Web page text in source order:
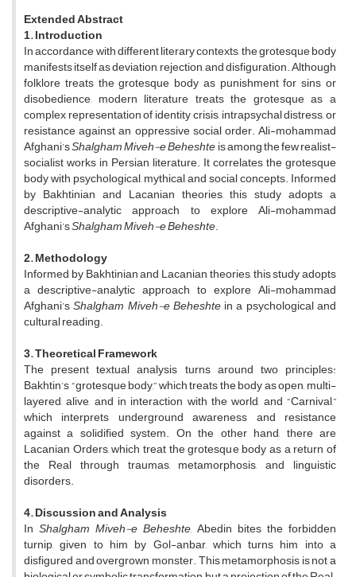
Extended Abstract
1. Introduction
In accordance with different literary contexts, the grotesque body
manifests itself as deviation, rejection, and disfiguration. Although
folklore treats the grotesque body as punishment for sins or
disobedience, modern literature treats the grotesque as a
complex representation of identity crisis, intrapsychal distress, or
resistance against an oppressive social order. Ali-mohammad
Afghani’sShalgham Miveh-e Beheshteis among the few realist-
socialist works in Persian literature. It correlates the grotesque
body with psychological, mythical, and social concepts. Informed
by Bakhtinian and Lacanian theories, this study adopts a
descriptive-analytic approach to explore Ali-mohammad
Afghani’sShalgham Miveh-e Beheshte.
2. Methodology
Informed by Bakhtinian and Lacanian theories, this study adopts
a descriptive-analytic approach to explore Ali-mohammad
Afghani’sShalgham Miveh-e Beheshtein a psychological and
cultural reading.
3. Theoretical Framework
The present textual analysis turns around two principles:
Bakhtin’s “grotesque body,” which treats the body as open, multi-
layered, alive, and in interaction with the world, and “Carnival,”
which interprets underground awareness and resistance
against a solidified system. On the other hand, there are
Lacanian Orders, which treat the grotesque body as a return of
the Real through traumas, metamorphosis, and linguistic
disorders.
4. Discussion and Analysis
In Shalgham Miveh-e Beheshte, Abedin bites the forbidden
turnip, given to him by Gol-anbar, which turns him into a
disfigured and overgrown monster. This metamorphosis is not a